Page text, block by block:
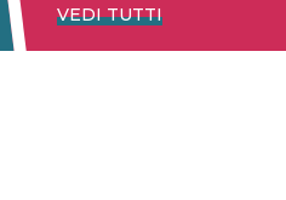
DISNEY+ NETFLIX
VEDI TUTTI